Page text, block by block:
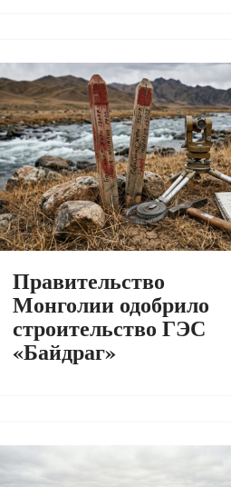
Правительство
Монголии одобрило
строительство ГЭС
«Байдраг»